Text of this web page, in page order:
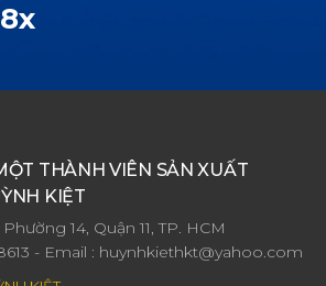
THÀNH VIÊN SẢN XUẤT
KIỆT
14, Quận 11, TP. HCM
- Email : huynhkiethkt@yahoo.com